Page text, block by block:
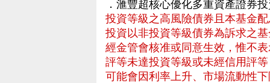
．滙豐超核心優化多重資產證券
投資等級之高風險債券且本基金
投資以非投資等級債券為訴求之
經金管會核准或同意生效，惟不
評等未達投資等級或未經信用評
可能會因利率上升、市場流動性